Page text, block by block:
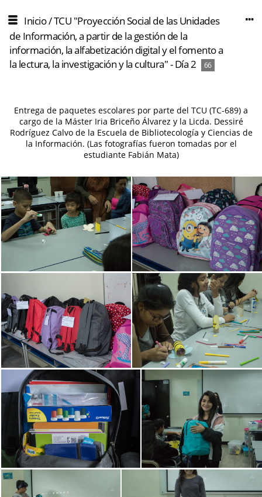
Inicio/TCU "Proyección Social de las Unidades
de Información, a partir de la gestión de la
información, la alfabetización digital y el fomento a
la lectura, la investigación y la cultura" - Día 2
66
Entrega de paquetes escolares por parte del TCU (TC-689) a
cargo de la Máster Iria Briceño Álvarez y la Licda. Dessiré
Rodríguez Calvo de la Escuela de Bibliotecología y Ciencias de
la Información. (Las fotografías fueron tomadas por el
estudiante Fabián Mata)